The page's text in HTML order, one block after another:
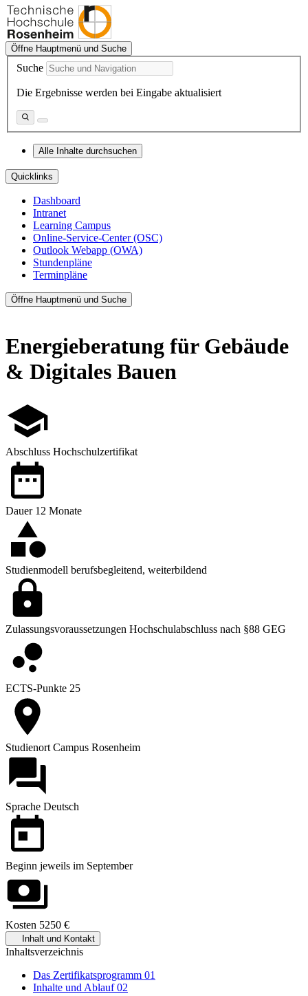
Öffne Hauptmenü und Suche
Suche
Die Ergebnisse werden bei Eingabe aktualisiert
Alle Inhalte durchsuchen
Quicklinks
Dashboard
Intranet
Learning Campus
Online-Service-Center (OSC)
Outlook Webapp (OWA)
Stundenpläne
Terminpläne
Öffne Hauptmenü und Suche
Energieberatung für Gebäude
& Digitales Bauen
Abschluss Hochschulzertifikat
Dauer12 Monate
Studienmodell berufsbegleitend, weiterbildend
Zulassungsvoraussetzungen Hochschulabschluss nach §88 GEG
ECTS-Punkte 25
StudienortCampus Rosenheim
Sprache Deutsch
Beginn jeweils im September
Kosten 5250 €
Inhalt und Kontakt
Inhaltsverzeichnis
Das Zertifikatsprogramm 01
Inhalte und Ablauf02